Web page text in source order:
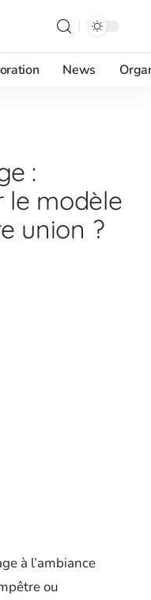
News
:
le modèle
union ?
à l’ambiance
ou